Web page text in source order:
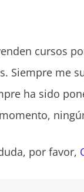
cursos
Siempre me
ha sido
por favor,